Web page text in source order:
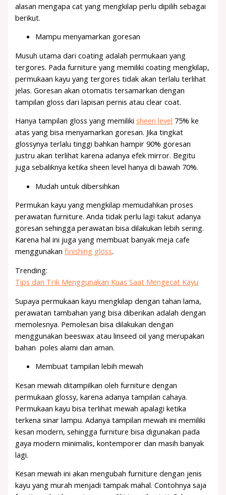
alasan mengapa cat yang mengkilap perlu dipilih sebagai
berikut.
Mampu menyamarkan goresan
Musuh utama dari coating adalah permukaan yang
tergores. Pada furniture yang memiliki coating mengkilap,
permukaan kayu yang tergores tidak akan terlalu terlihat
jelas. Goresan akan otomatis tersamarkan dengan
tampilan gloss dari lapisan pernis atau clear coat.
Hanya tampilan gloss yang memilikisheen level 75% ke
atas yang bisa menyamarkan goresan. Jika tingkat
glossynya terlalu tinggi bahkan hampir 90% goresan
justru akan terlihat karena adanya efek mirror. Begitu
juga sebaliknya ketika sheen level hanya di bawah 70%.
Mudah untuk dibersihkan
Permukan kayu yang mengkilap memudahkan proses
perawatan furniture. Anda tidak perlu lagi takut adanya
goresan sehingga perawatan bisa dilakukan lebih sering.
Karena hal ini juga yang membuat banyak meja cafe
menggunakanfinishing gloss.
Trending:
Tips dan Trik Menggunakan Kuas Saat Mengecat Kayu
Supaya permukaan kayu mengkilap dengan tahan lama,
perawatan tambahan yang bisa diberikan adalah dengan
memolesnya. Pemolesan bisa dilakukan dengan
menggunakan beeswax atau linseed oil yang merupakan
bahan poles alami dan aman.
Membuat tampilan lebih mewah
Kesan mewah ditampilkan oleh furniture dengan
permukaan glossy, karena adanya tampilan cahaya.
Permukaan kayu bisa terlihat mewah apalagi ketika
terkena sinar lampu. Adanya tampilan mewah ini memiliki
kesan modern, sehingga furniture bisa digunakan pada
gaya modern minimalis, kontemporer dan masih banyak
lagi.
Kesan mewah ini akan mengubah furniture dengan jenis
kayu yang murah menjadi tampak mahal. Contohnya saja